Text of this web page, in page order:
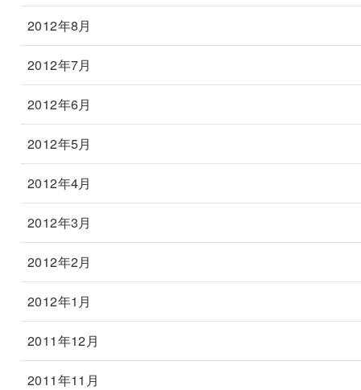
2012年8月
2012年7月
2012年6月
2012年5月
2012年4月
2012年3月
2012年2月
2012年1月
2011年12月
2011年11月